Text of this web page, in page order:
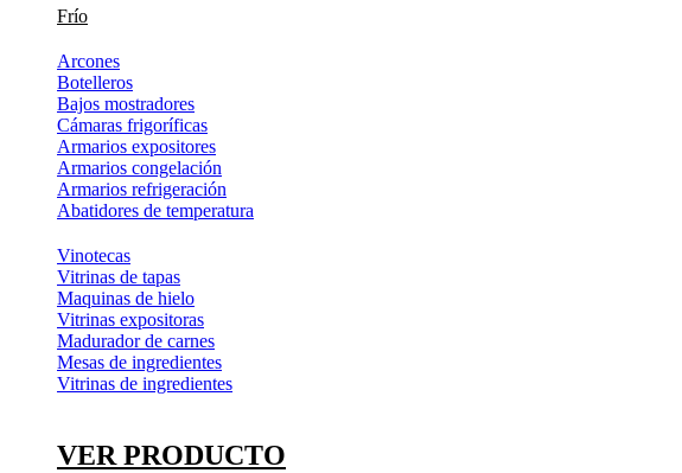
Frío
Arcones
Botelleros
Bajos mostradores
Cámaras frigoríficas
Armarios expositores
Armarios congelación
Armarios refrigeración
Abatidores de temperatura
Vinotecas
Vitrinas de tapas
Maquinas de hielo
Vitrinas expositoras
Madurador de carnes
Mesas de ingredientes
Vitrinas de ingredientes
VER PRODUCTO